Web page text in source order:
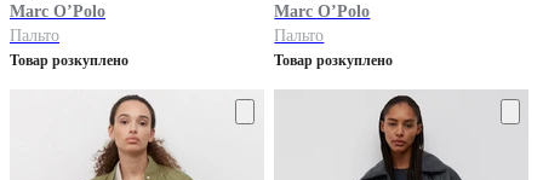
Marc O’Polo
Пальто
Товар розкуплено
Marc O’Polo
Пальто
Товар розкуплено